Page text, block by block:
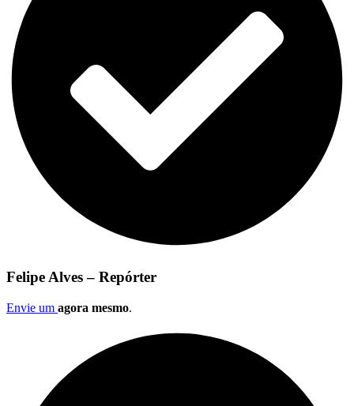
Felipe Alves – Repórter
Envie um agora mesmo.